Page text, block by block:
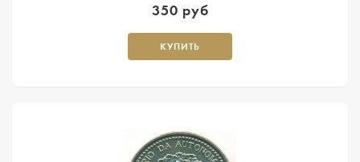
350 руб
КУПИТЬ